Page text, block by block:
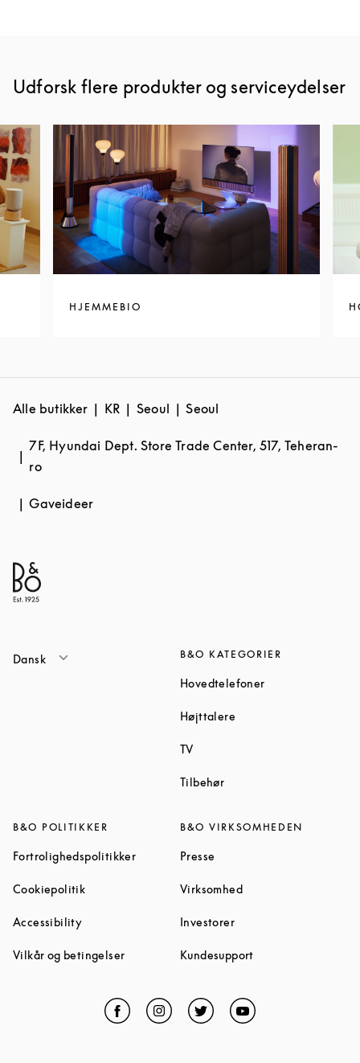
Udforsk flere produkter og serviceydelser
HJEMMEBIO
Alle butikker KR Seoul Seoul
7F, Hyundai Dept. Store Trade Center, 517, Teheran-
ro
Gaveideer
Dansk B&O KATEGORIER
HovedtelefonerLink Opens in
Højttalere
TVLink Opens in New Tab
TilbehørLink Opens in New Tab
B&O POLITIKKER
FortrolighedspolitikkerLink Opens in New Tab
CookiepolitikLink Opens in New Tab
AccessibilityLink Opens in New Tab
Vilkår og betingelserLink Opens in New Tab
B&O VIRKSOMHEDEN
Presse
VirksomhedLink Opens in New
InvestorerLink Opens in New Tab
KundesupportLink Opens in New
Facebook
Link Opens in New Tab
Instagram
Link Opens in New Tab
TwitterLink Opens in New Tab
YouTubeLink Opens in